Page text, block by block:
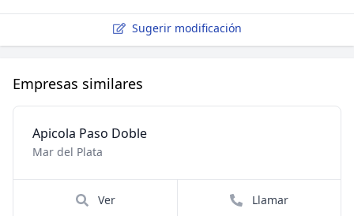
Sugerir modificación
Empresas similares
Apicola Paso Doble
Mar del Plata
Ver Llamar